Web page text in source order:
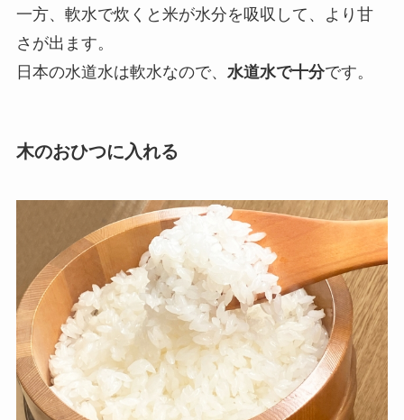
一方、軟水で炊くと米が水分を吸収して、より甘
さが出ます。
日本の水道水は軟水なので、 水道水で十分です。
木のおひつに入れる